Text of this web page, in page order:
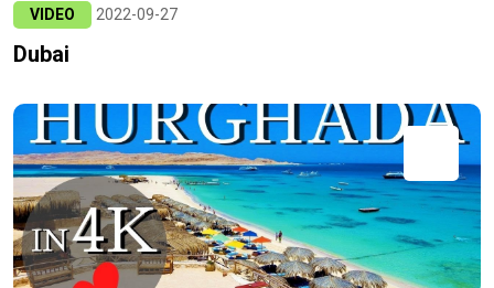
VIDEO 2022-09-27
Dubai